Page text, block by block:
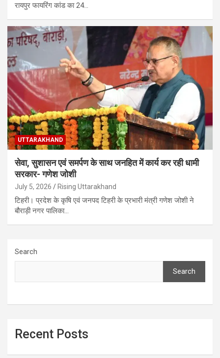
रायपुर फायरिंग कांड का 24…
UTTARAKHAND
सेवा, सुशासन एवं समर्पण के साथ जनहित में कार्य कर रही धामी
सरकार- गणेश जोशी
July 5, 2026 Rising Uttarakhand
टिहरी। प्रदेश के कृषि एवं जनपद टिहरी के प्रभारी मंत्री गणेश जोशी ने
बौराड़ी नगर पालिका…
Search
Search
Recent Posts